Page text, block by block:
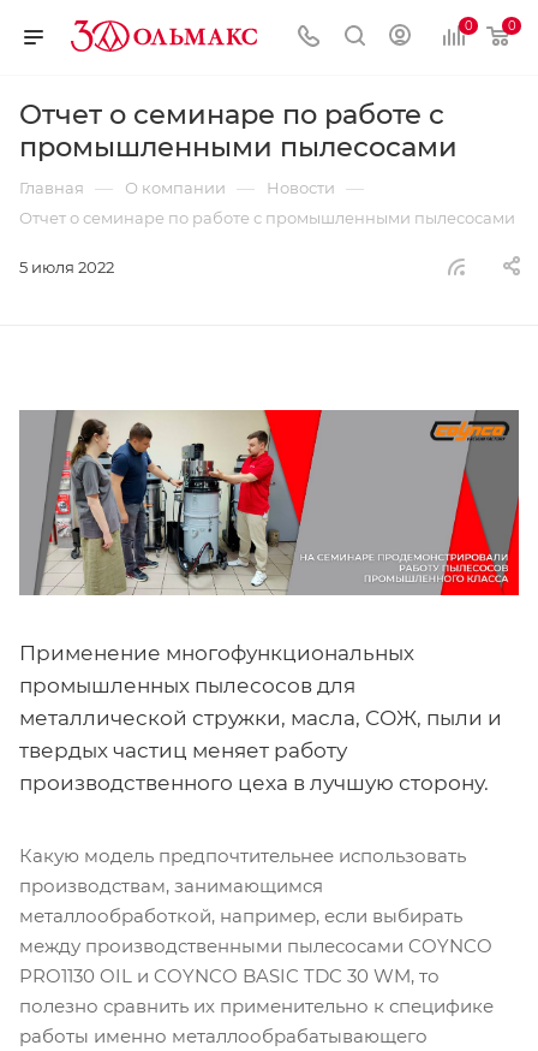
0 0
Отчет о семинаре по работе с
промышленными пылесосами
Главная — О компании — Новости —
Отчет о семинаре по работе с промышленными пылесосами
5 июля 2022
Применение многофункциональных
промышленных пылесосов для
металлической стружки, масла, СОЖ, пыли и
твердых частиц меняет работу
производственного цеха в лучшую сторону.
Какую модель предпочтительнее использовать
производствам, занимающимся
металлообработкой, например, если выбирать
между производственными пылесосами COYNCO
PRO1130 OIL и COYNCO BASIC TDC 30 WM, то
полезно сравнить их применительно к специфике
работы именно металлообрабатывающего